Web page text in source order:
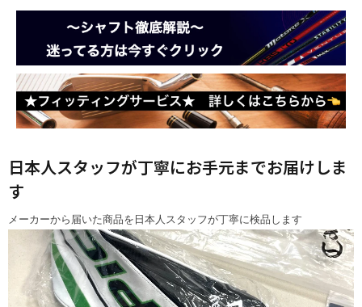
日本人スタッフが丁寧にお手元までお届けしま
す
メーカーから届いた商品を日本人スタッフが丁寧に検品します